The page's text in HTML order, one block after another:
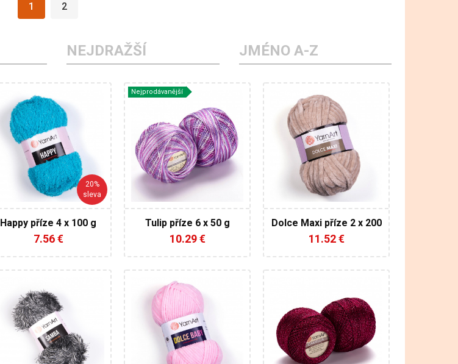
1 2
NEJDRAŽŠÍ JMÉNO A-Z
YarnArt
100%
Mikropolyester
Fantasy
17520%
sleva
Happy příze 4 x 100 g
7.56 €
Nejprodávanější
YarnArt
100%
Mikrovlákno
polyesteru
Klasik
6
Tulip příze 6 x 50 g
10.29 €
YarnArt
100%
Mikropolyester
Fantasy
70
Dolce Maxi příze 2 x 200
g
11.52 €
100%
Polyester
Klasik
YarnArt
100% Mikro
Polyester
Fantazi
70% Polyester
- 30% Metalické vlákno
Fantasy
20